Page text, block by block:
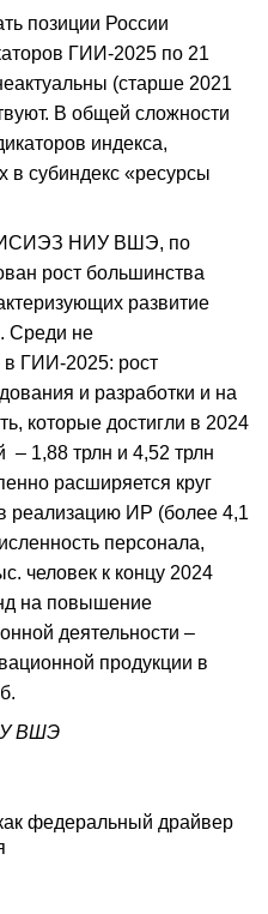
позиции России
ГИИ-2025 по 21
(старше 2021
В общей сложности
индекса,
субиндекс «ресурсы
ИСИЭЗ НИУ ВШЭ, по
рост большинства
развитие
Среди не
в ГИИ-2025: рост
и разработки и на
которые достигли в 2024
– 1,88 трлн и 4,52 трлн
расширяется круг
реализацию ИР (более 4,1
персонала,
человек к концу 2024
на повышение
деятельности –
продукции в
ВШЭ
федеральный драйвер